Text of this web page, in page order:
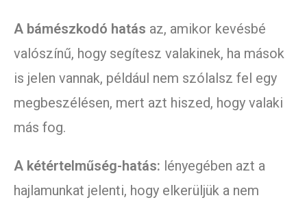
A bámészkodó hatás az, amikor kevésbé
valószínű, hogy segítesz valakinek, ha mások
is jelen vannak, például nem szólalsz fel egy
megbeszélésen, mert azt hiszed, hogy valaki
más fog.
A kétértelműség-hatás: lényegében azt a
hajlamunkat jelenti, hogy elkerüljük a nem